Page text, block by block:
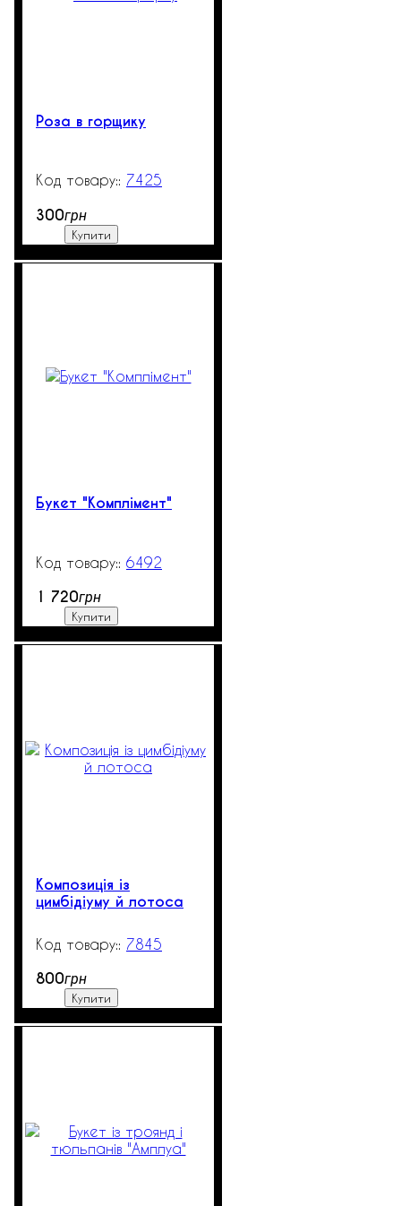
Роза в горщику
7425
300грн
Купити
Букет "Комплімент"
6492
1 720грн
Купити
Композиція із
цимбідіуму й лотоса
7845
800грн
Купити